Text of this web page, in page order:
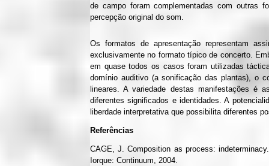
de campo foram complementadas com outras
percepção original do som.
Os formatos de apresentação representam
exclusivamente no formato típico de concerto.
em quase todos os casos foram utilizadas
domínio auditivo (a sonificação das plantas), o
lineares. A variedade destas manifestações é
diferentes significados e identidades. A
liberdade interpretativa que possibilita diferentes
Referências
CAGE, J. Composition as process:
Iorque: Continuum, 2004.